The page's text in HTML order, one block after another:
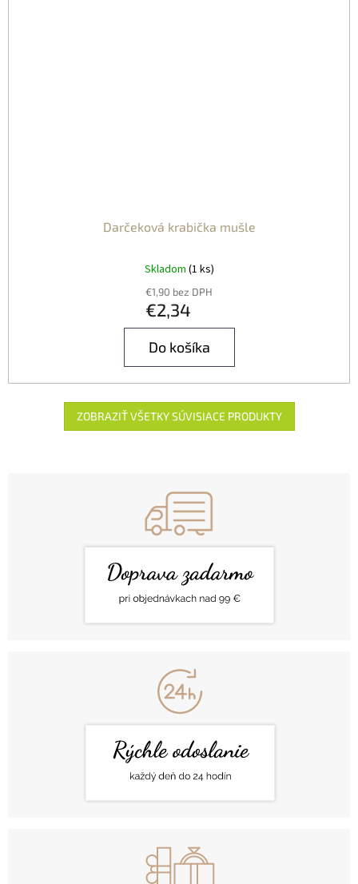
Darčeková krabička mušle
Skladom (1 ks)
€1,90 bez DPH
€2,34
Do košíka
ZOBRAZIŤ VŠETKY SÚVISIACE PRODUKTY